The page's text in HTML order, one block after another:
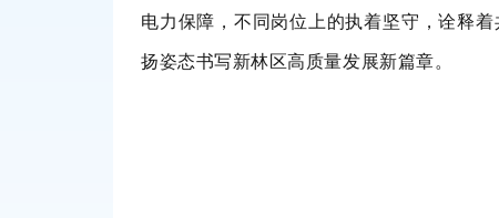
电力保障，不同岗位上的执着坚守，诠释
扬姿态书写新林区高质量发展新篇章。